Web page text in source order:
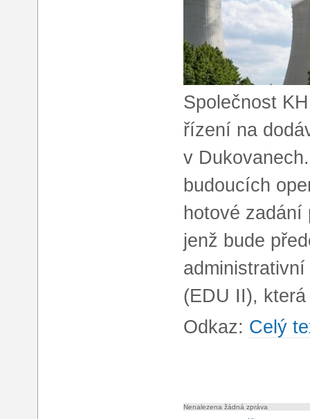
Společnost
řízení na
v
budoucích
hotové zadání
jenž bude
(EDU II),
Odkaz: Celý
Nenalezena žádná zpráva